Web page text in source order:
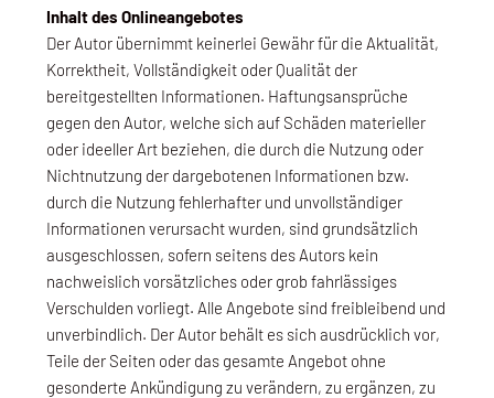
Inhalt des Onlineangebotes
Der Autor übernimmt keinerlei Gewähr für die Aktualität,
Korrektheit, Vollständigkeit oder Qualität der
bereitgestellten Informationen. Haftungsansprüche
gegen den Autor, welche sich auf Schäden materieller
oder ideeller Art beziehen, die durch die Nutzung oder
Nichtnutzung der dargebotenen Informationen bzw.
durch die Nutzung fehlerhafter und unvollständiger
Informationen verursacht wurden, sind grundsätzlich
ausgeschlossen, sofern seitens des Autors kein
nachweislich vorsätzliches oder grob fahrlässiges
Verschulden vorliegt. Alle Angebote sind freibleibend und
unverbindlich. Der Autor behält es sich ausdrücklich vor,
Teile der Seiten oder das gesamte Angebot ohne
gesonderte Ankündigung zu verändern, zu ergänzen, zu